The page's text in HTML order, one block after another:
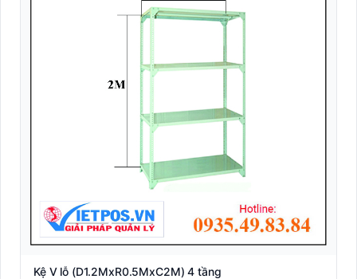
Kệ V lỗ (D1.2MxR0.5MxC2M) 4 tầng